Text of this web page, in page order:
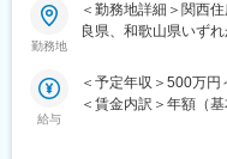
本的なビジネスマナ
期社員と支えあいな
研修を用意していま
■ 仕事概要
未経験から、医療業
当社は製薬・医療機
「CSO（Contract
勤務地
＜勤務地詳細＞関西
良県、和歌山県いずれかに配属しま
給与
＜予定年収＞500万
＜賃金内訳＞年額（